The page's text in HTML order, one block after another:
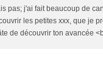
pas; j'ai fait beaucoup de
les petites xxx, que je
de découvrir ton avancée